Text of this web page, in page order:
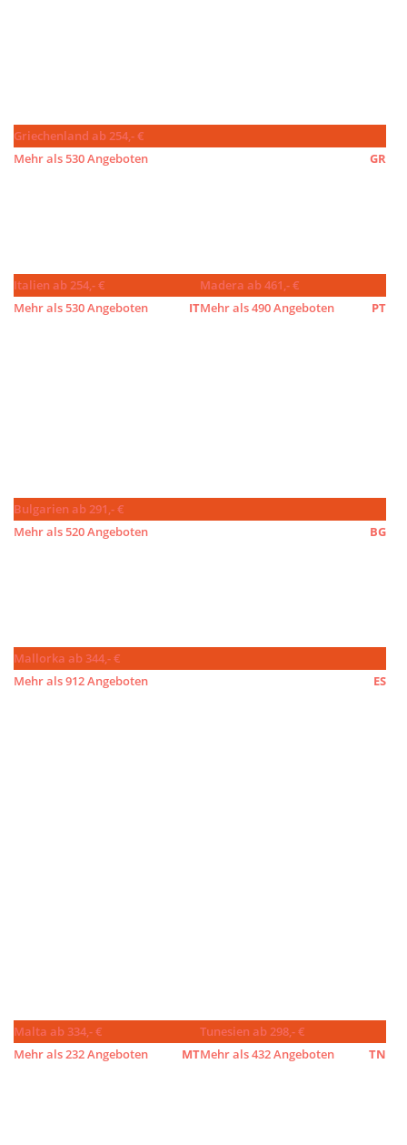
Griechenland ab 254,- €
GR
Mehr als 530 Angeboten
Italien ab 254,- €
IT
Mehr als 530 Angeboten
Madera ab 461,- €
PT
Mehr als 490 Angeboten
Bulgarien ab 291,- €
BG
Mehr als 520 Angeboten
Mallorka ab 344,- €
ES
Mehr als 912 Angeboten
Malta ab 334,- €
MT
Mehr als 232 Angeboten
Tunesien ab 298,- €
TN
Mehr als 432 Angeboten